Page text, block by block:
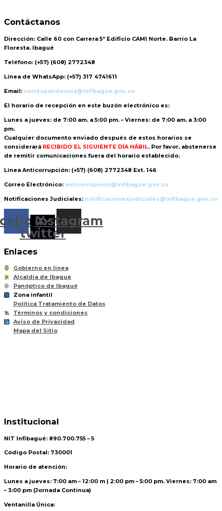
Contáctanos
Dirección: Calle 60 con Carrera 5ª Edificio CAMI Norte. Barrio La
Floresta. Ibagué
Teléfono: (+57) (608) 2772348
Línea de WhatsApp: (+57) 317 4741611
Email: correspondencia@infibague.gov.co
El horario de recepción en este buzón electrónico es:
Lunes a jueves: de 7:00 am. a 5:00 pm. – Viernes: de 7:00 am. a 3:00
pm.
Cualquier documento enviado después de estos horarios se
considerará RECIBIDO EL SIGUIENTE DÍA HÁBIL. Por favor, abstenerse
de remitir comunicaciones fuera del horario establecido.
Línea Anticorrupción: (+57) (608) 2772348 Ext. 146
Correo Electrónico: anticorrupcion@infibague.gov.co
Notificaciones Judiciales: notificacionesjudiciales@infibague.gov.co
X-
twitter
Instagram
Enlaces
Gobierno en linea
Alcaldia de Ibague
Panóptico de Ibagué
til
Zona infantil
Política Tratamiento de Datos
Términos y condiciones
Aviso de Privacidad
Mapa del Sitio
Institucional
NIT Infibagué: 890.700.755 – 5
Código Postal: 730001
Horario de atención:
Lunes a jueves: 7:00 am – 12:00 m | 2:00 pm – 5:00 pm. Viernes: 7:00 am
– 3:00 pm (Jornada Continua)
Ventanilla Única: